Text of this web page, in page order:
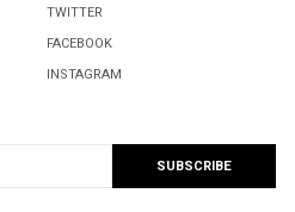
TWITTER
FACEBOOK
INSTAGRAM